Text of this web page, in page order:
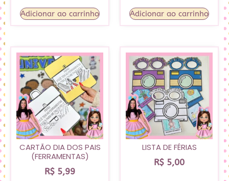
Adicionar ao carrinho Adicionar ao carrinho
CARTÃO DIA DOS PAIS
(FERRAMENTAS)
R$ 5,99
LISTA DE FÉRIAS
R$ 5,00